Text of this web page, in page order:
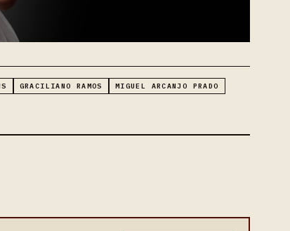
GRACILIANO RAMOS
MIGUEL ARCANJO PRADO